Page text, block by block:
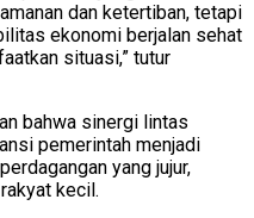
dan ketertiban, tetapi
ekonomi berjalan sehat
situasi,” tutur
bahwa sinergi lintas
pemerintah menjadi
yang jujur,
kecil.